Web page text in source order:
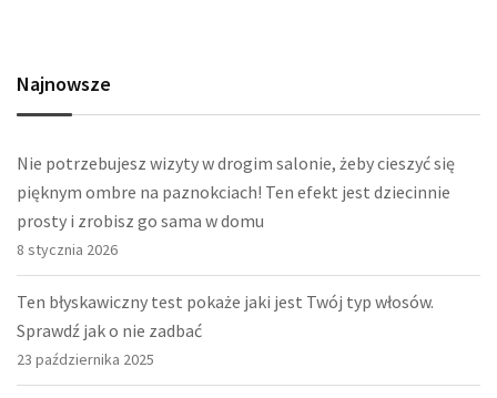
Najnowsze
Nie potrzebujesz wizyty w drogim salonie, żeby cieszyć się
pięknym ombre na paznokciach! Ten efekt jest dziecinnie
prosty i zrobisz go sama w domu
8 stycznia 2026
Ten błyskawiczny test pokaże jaki jest Twój typ włosów.
Sprawdź jak o nie zadbać
23 października 2025